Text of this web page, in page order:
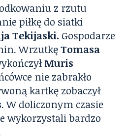
z rzutu
piłkę do siatki
Tekijaski. Gospodarze
WrzutkęTomasa
Muris
nie zabrakło
kartkę zobaczył
. W doliczonym czasie
wykorzystali bardzo